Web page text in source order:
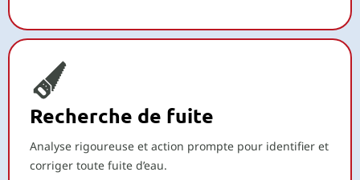
Recherche de fuite
Analyse rigoureuse et action prompte pour identifier et
corriger toute fuite d’eau.